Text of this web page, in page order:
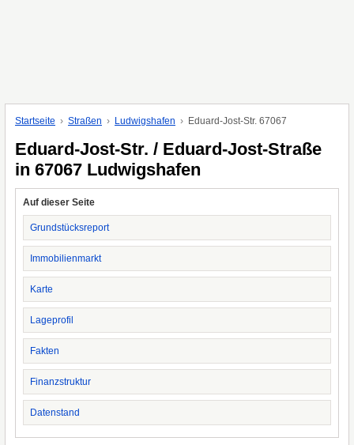
Startseite Straßen Ludwigshafen Eduard-Jost-Str. 67067
Eduard-Jost-Str. / Eduard-Jost-Straße
in 67067 Ludwigshafen
Auf dieser Seite
Grundstücksreport
Immobilienmarkt
Karte
Lageprofil
Fakten
Finanzstruktur
Datenstand